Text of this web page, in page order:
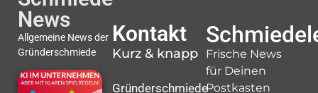
News
Allgemeine News der
Gründerschmiede
Kontakt
Kurz & knapp
Gründerschmiede
Frische News
für Deinen
Postkasten